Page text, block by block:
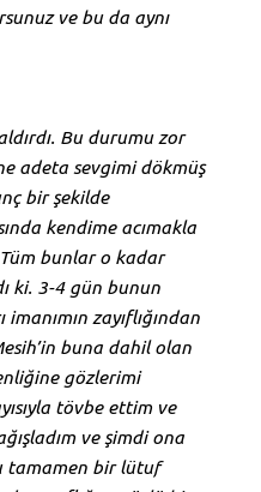
ve bu da aynı
Bu durumu zor
adeta sevgimi dökmüş
bir şekilde
kendime acımakla
bunlar o kadar
ki. 3-4 gün bunun
zayıflığından
buna dahil olan
gözlerimi
tövbe ettim ve
ve şimdi ona
tamamen bir lütuf